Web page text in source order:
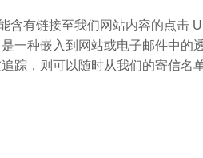
有链接至我们网站内容的点击
一种嵌入到网站或电子邮件中的
踪，则可以随时从我们的寄信名